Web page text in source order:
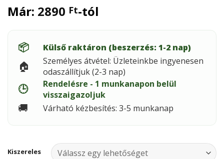
Már: 2890 Ft-tól
📦 Külső raktáron (beszerzés: 1-2 nap)
🏠
Személyes átvétel: Üzleteinkbe ingyenesen
odaszállítjuk (2-3 nap)
🕒
Rendelésre - 1 munkanapon belül
visszaigazoljuk
🚚 Várható kézbesítés: 3-5 munkanap
Kiszereles